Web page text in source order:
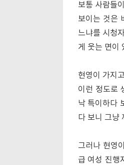
보통 사람들
보이는 것은
느냐를 시청
게 웃는 면이
현영이 가지
이런 정도로
낙 특이하다
다 보니 그냥
그러나 현영
급 여성 진행